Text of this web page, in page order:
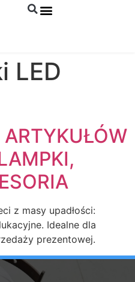
LED
z masy upadłości:
Idealne dla
prezentowej.